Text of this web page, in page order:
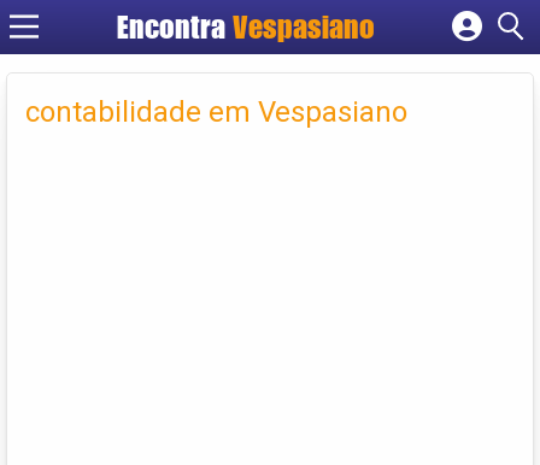
Encontra Vespasiano
Cadastrar empresa
Criar conta
contabilidade em Vespasiano